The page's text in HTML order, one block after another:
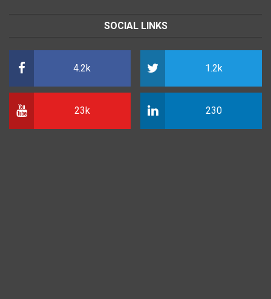
SOCIAL LINKS
4.2k 1.2k
23k 230